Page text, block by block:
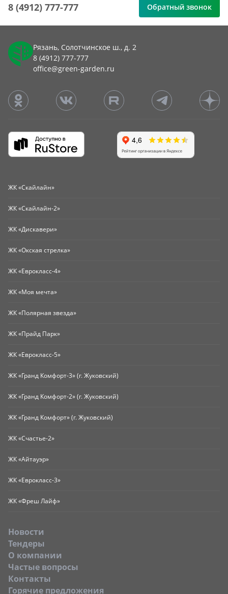
8 (4912) 777-777 Обратный звонок
Рязань, Солотчинское ш., д. 2
8 (4912) 777-777
office@green-garden.ru
ЖК «Скайлайн»
ЖК «Скайлайн-2»
ЖК «Дискавери»
ЖК «Окская стрелка»
ЖК «Еврокласс-4»
ЖК «Моя мечта»
ЖК «Полярная звезда»
ЖК «Прайд Парк»
ЖК «Еврокласс-5»
ЖК «Гранд Комфорт-3» (г. Жуковский)
ЖК «Гранд Комфорт-2» (г. Жуковский)
ЖК «Гранд Комфорт» (г. Жуковский)
ЖК «Счастье-2»
ЖК «Айтауэр»
ЖК «Еврокласс-3»
ЖК «Фреш Лайф»
Новости
Тендеры
O компании
Частые вопросы
Контакты
Горячие предложения